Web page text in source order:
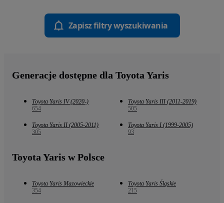
Zapisz filtry wyszukiwania
Generacje dostępne dla Toyota Yaris
Toyota Yaris IV (2020-)
654
Toyota Yaris III (2011-2019)
505
Toyota Yaris II (2005-2011)
305
Toyota Yaris I (1999-2005)
93
Toyota Yaris w Polsce
Toyota Yaris Mazowieckie
354
Toyota Yaris Śląskie
215